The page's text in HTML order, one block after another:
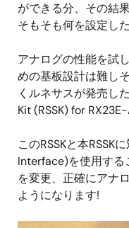
ができる分、その結
そもそも何を設定し
アナログの性能を試
めの基板設計は難し
くルネサスが発売し
Kit (RSSK) for RX23E-
このRSSKと本RSSK
Interface)を使用する
を変更、正確にアナ
ようになります!